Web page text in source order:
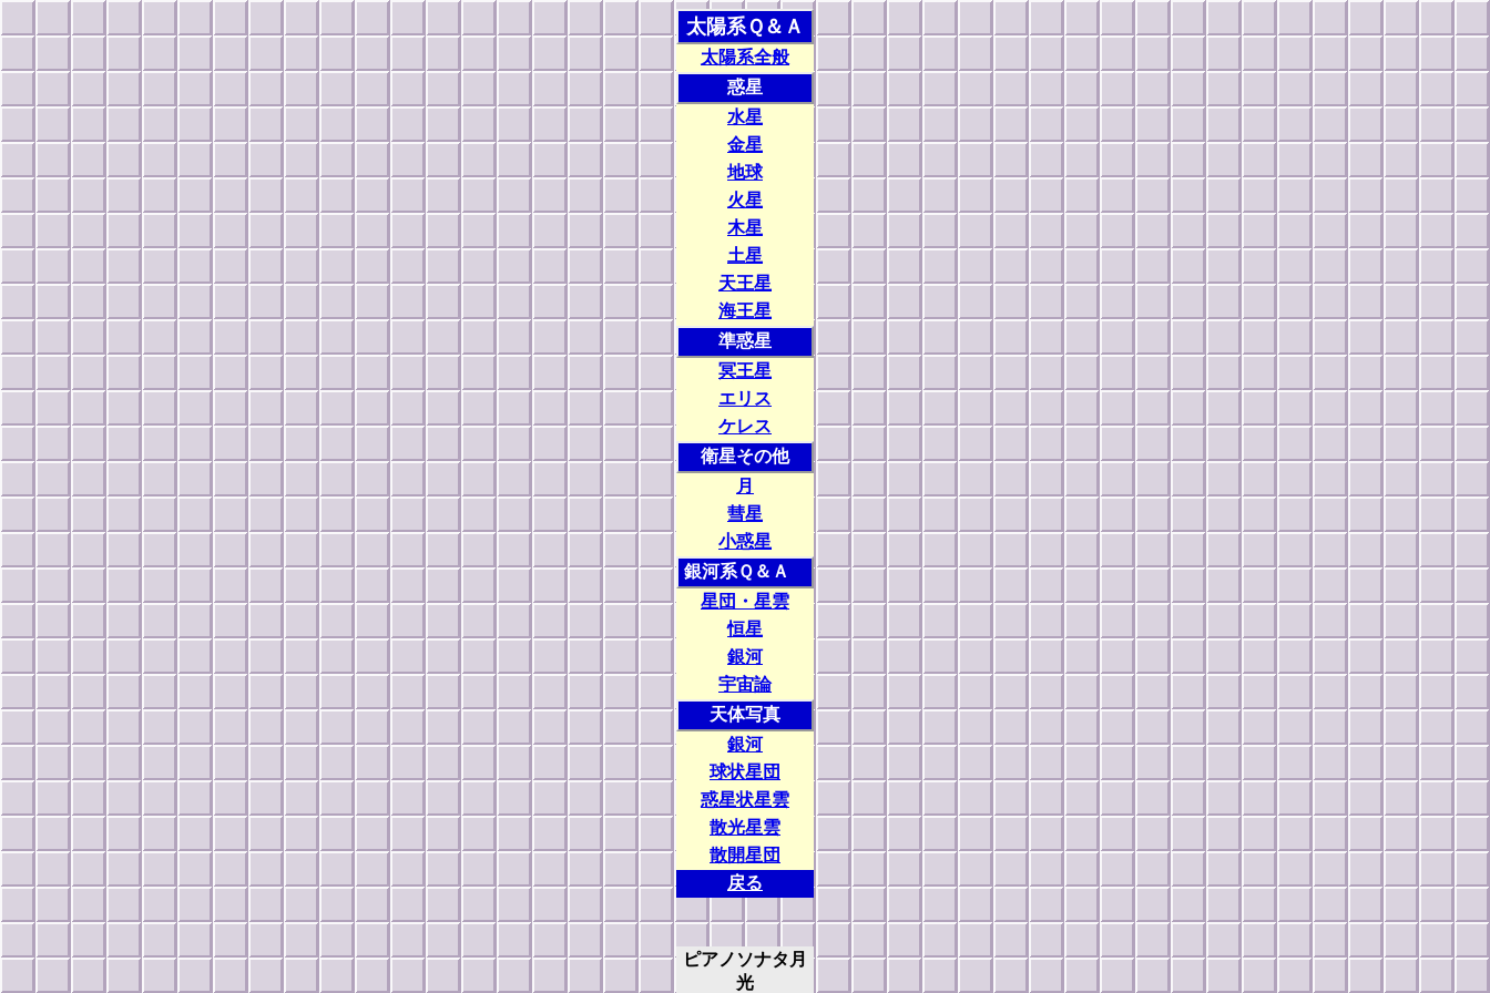
太陽系Ｑ＆Ａ
太陽系全般
惑星
水星
金星
地球
火星
木星
土星
天王星
海王星
準惑星
冥王星
エリス
ケレス
衛星その他
月
彗星
小惑星
銀河系Ｑ＆Ａ
星団・星雲
恒星
銀河
宇宙論
天体写真
銀河
球状星団
惑星状星雲
散光星雲
散開星団
戻る
ピアノソナタ月
光